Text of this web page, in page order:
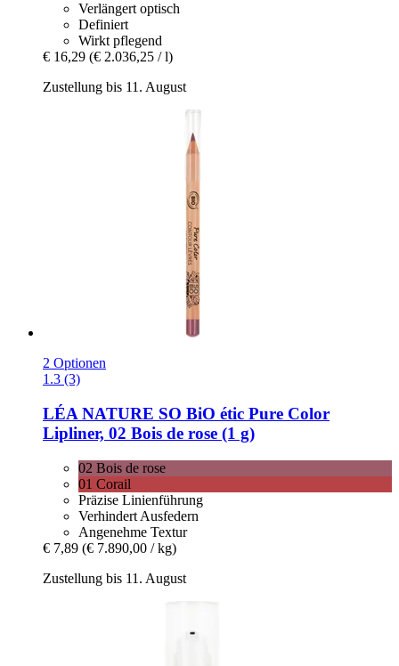
Verlängert optisch
Definiert
Wirkt pflegend
€ 16,29 (€ 2.036,25 / l)
Zustellung bis 11. August
2 Optionen
1.3 (3)
LÉA NATURE SO BiO étic Pure Color
Lipliner, 02 Bois de rose (1 g)
02 Bois de rose
01 Corail
Präzise Linienführung
Verhindert Ausfedern
Angenehme Textur
€ 7,89 (€ 7.890,00 / kg)
Zustellung bis 11. August